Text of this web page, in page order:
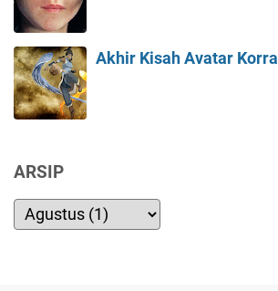
Akhir Kisah Avatar Korra
ARSIP